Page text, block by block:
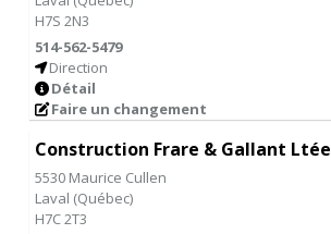
H7S 2N3
514-562-5479
Direction
Détail
Faire un changement
Construction Frare & Gallant Ltée
5530 Maurice Cullen
Laval (Québec)
H7C 2T3